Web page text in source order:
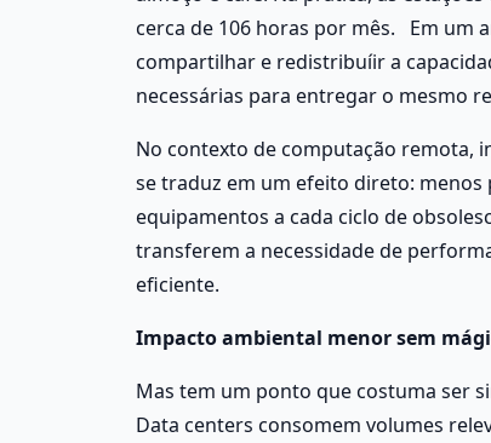
cerca de 106 horas por mês.   Em
compartilhar e redistribuíir a
necessárias para entregar o mesmo
No contexto de computação remota,
se traduz em um efeito direto:
equipamentos a cada ciclo de
transferem a necessidade de
eficiente.
Impacto ambiental menor sem
Mas tem um ponto que costuma ser
Data centers consomem volumes